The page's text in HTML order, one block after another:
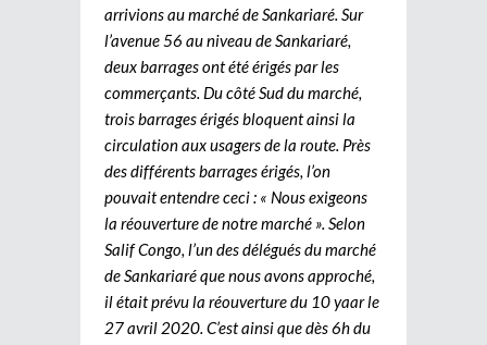
arrivions au marché de Sankariaré. Sur
l’avenue 56 au niveau de Sankariaré,
deux barrages ont été érigés par les
commerçants. Du côté Sud du marché,
trois barrages érigés bloquent ainsi la
circulation aux usagers de la route. Près
des différents barrages érigés, l’on
pouvait entendre ceci : « Nous exigeons
la réouverture de notre marché ». Selon
Salif Congo, l’un des délégués du marché
de Sankariaré que nous avons approché,
il était prévu la réouverture du 10 yaar le
27 avril 2020. C’est ainsi que dès 6h du